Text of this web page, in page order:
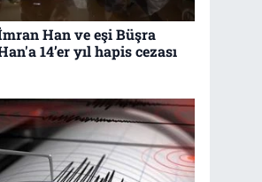
Han ve eşi Büşra
14’er yıl hapis cezası